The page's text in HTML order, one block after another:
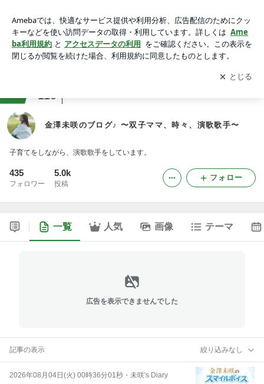
アプリをダウンロードして ブログの更新通知
を受け取りまし
ょう。
開く
110
金澤未咲のブログ♪ 〜双子ママ、時々、演歌歌手〜
子育てをしながら、演歌歌手をしています。
435
フォロワー
5.0k
投稿
フォロー
一覧 人気 画像 テーマ
広告を表示できませんでした
記事の表示 絞り込みなし
2026年08月04日(火) 00時36分01秒 ・ 未咲's Diary